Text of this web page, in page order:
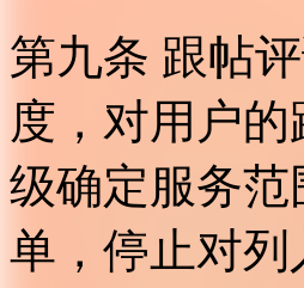
第九条 跟帖
度，对用户
级确定服务
单，停止对